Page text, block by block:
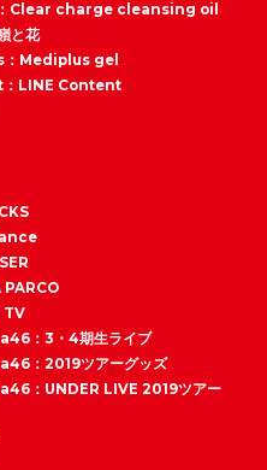
Clear charge cleansing oil
と花
Mediplus gel
LINE Content
PARCO
TV
：3・4期生ライブ
：2019ツアーグッズ
：UNDER LIVE 2019ツアー